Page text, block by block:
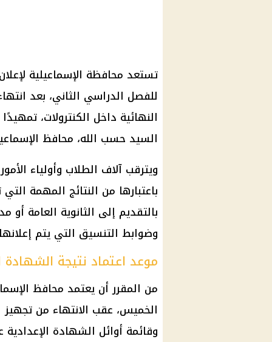
للفصل الدراسي الثاني، بعد
النهائية داخل الكنترولات،
السيد حسب الله، محافظ
ويترقب آلاف الطلاب وأولياء
باعتبارها من النتائج المهمة
بالتقديم إلى الثانوية العامة
وضوابط التنسيق التي يتم
موعد اعتماد نتيجة الشهادة
الخميس، عقب الانتهاء من تجهيز
وقائمة أوائل الشهادة